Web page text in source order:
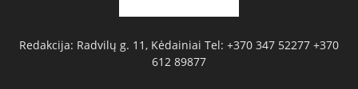
Redakcija: Radvilų g. 11, Kėdainiai Tel: +370 347 52277 +370
612 89877